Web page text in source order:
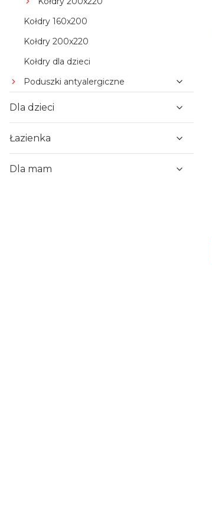
Kołdry 160x200
Kołdry 200x220
Kołdry dla dzieci
Poduszki antyalergiczne
Dla dzieci
Łazienka
Dla mam